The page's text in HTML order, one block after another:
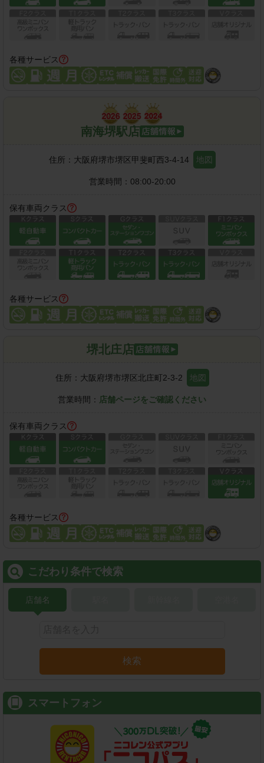
各種サービス
南海堺駅店
住所： 大阪府堺市堺区甲斐町西3-4-14 地図
営業時間： 08:00-20:00
保有車両クラス
各種サービス
堺北庄店
住所： 大阪府堺市堺区北庄町2-3-2 地図
営業時間： 店舗ページをご確認ください
保有車両クラス
各種サービス
こだわり条件で検索
店舗名
検索
スマートフォン